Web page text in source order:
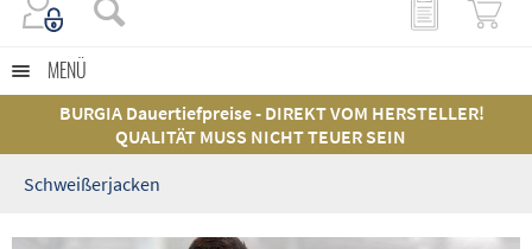
MENÜ
BURGIA Dauertiefpreise - DIREKT VOM HERSTELLER!
QUALITÄT MUSS NICHT TEUER SEIN
Schweißerjacken